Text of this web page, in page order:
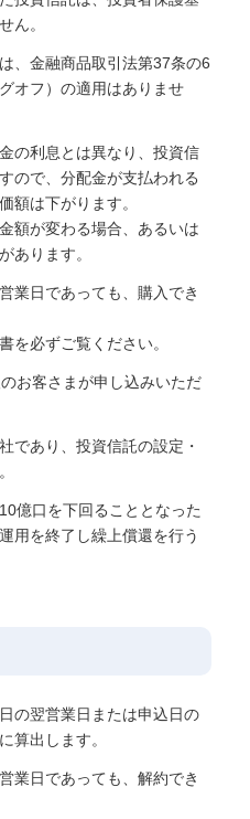
ん。
、金融商品取引法第37条の6
オフ）の適用はありませ
の利息とは異なり、投資信
ので、分配金が支払われる
額は下がります。
額が変わる場合、あるいは
あります。
業日であっても、購入でき
を必ずご覧ください。
お客さまが申し込みいただ
であり、投資信託の設定・
億口を下回ることとなった
用を終了し繰上償還を行う
の翌営業日または申込日の
算出します。
業日であっても、解約でき